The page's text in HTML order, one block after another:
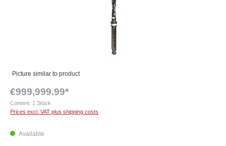
Picture similar to product
€999,999.99*
Content: 1 Stück
Prices excl. VAT plus shipping costs
Available